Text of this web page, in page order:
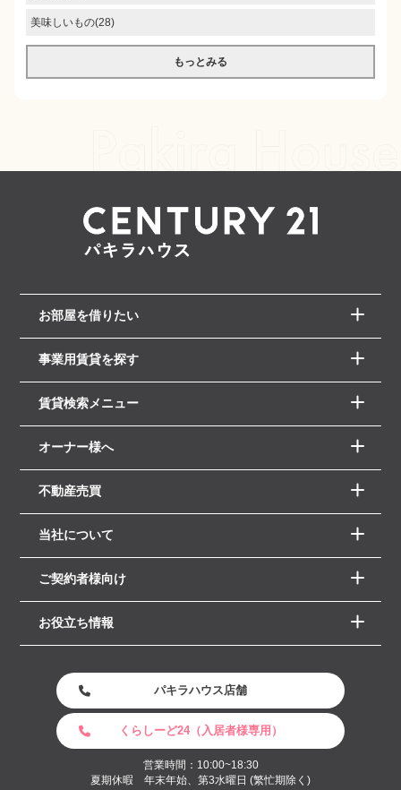
美味しいもの(28)
もっとみる
お部屋を借りたい
事業用賃貸を探す
賃貸検索メニュー
オーナー様へ
不動産売買
当社について
ご契約者様向け
お役立ち情報
パキラハウス店舗
くらしーど24（入居者様専用）
営業時間：10:00~18:30
夏期休暇 年末年始、第3水曜日 (繁忙期除く)